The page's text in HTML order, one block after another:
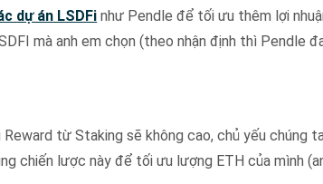
dự án LSDFi như Pendle để tối ưu thêm lợi
mà anh em chọn (theo nhận định thì Pendle
từ Staking sẽ không cao, chủ yếu chúng
chiến lược này để tối ưu lượng ETH của mình